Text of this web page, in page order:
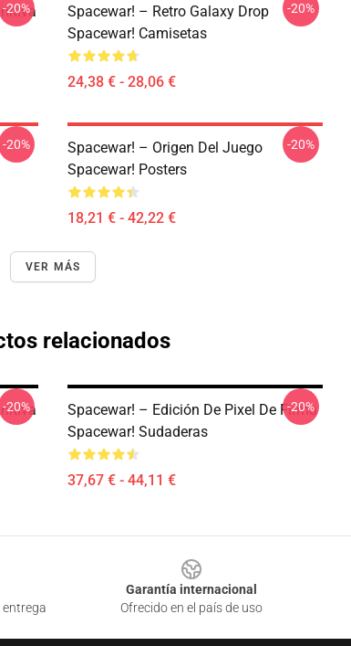
-20%
Spacewar! – Retro Galaxy Drop
Spacewar! Camisetas
24,38 € - 28,06 €
-20%
-20%
Spacewar! – Origen Del Juego
Spacewar! Posters
18,21 € - 42,22 €
-20%
VER MÁS
relacionados
-20%
Spacewar! – Edición De Pixel De Firma
Spacewar! Sudaderas
37,67 € - 44,11 €
-20%
Garantía internacional
Ofrecido en el país de uso